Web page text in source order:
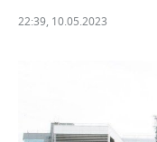
ДЕКЛАРАЦИИ О
НОВОСТИ
ПРОМЫШЛЕННОСТЬ
АГРОПРОМ
НОВОСТИ
22:39, 10.05.2023